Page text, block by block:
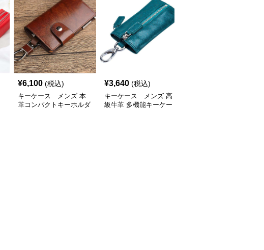
¥6,100 (税込)
キーケース メンズ 本
革コンパクトキーホルダ
¥3,640 (税込)
キーケース メンズ 高
級牛革 多機能キーケー